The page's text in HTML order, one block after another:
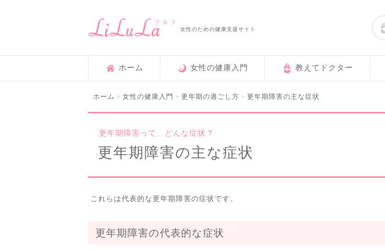
女性のための健康支援サイト
ホーム 女性の健康入門 教えてドクター
ホーム > 女性の健康入門 > 更年期の過ごし方 > 更年期障害の主な症状
更年期障害って、どんな症状？
更年期障害の主な症状
これらは代表的な更年期障害の症状です。
更年期障害の代表的な症状